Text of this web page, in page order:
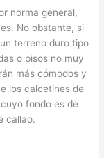
norma general,
No obstante, si
terreno duro tipo
o pisos no muy
más cómodos y
los calcetines de
fondo es de
callao.